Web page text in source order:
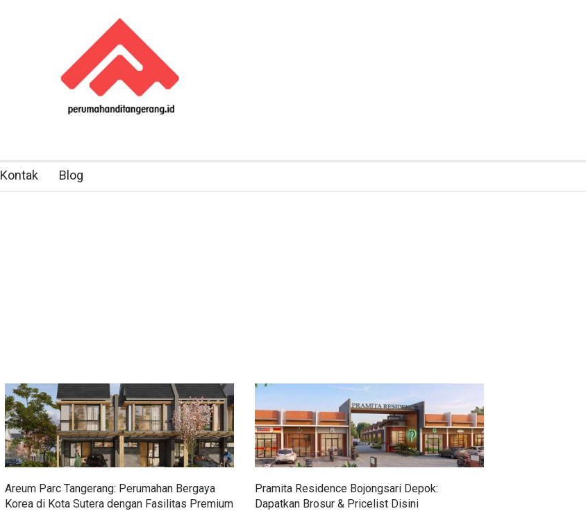
Kontak Blog
Areum Parc Tangerang: Perumahan Bergaya
Korea di Kota Sutera dengan Fasilitas Premium
Pramita Residence Bojongsari Depok:
Dapatkan Brosur & Pricelist Disini